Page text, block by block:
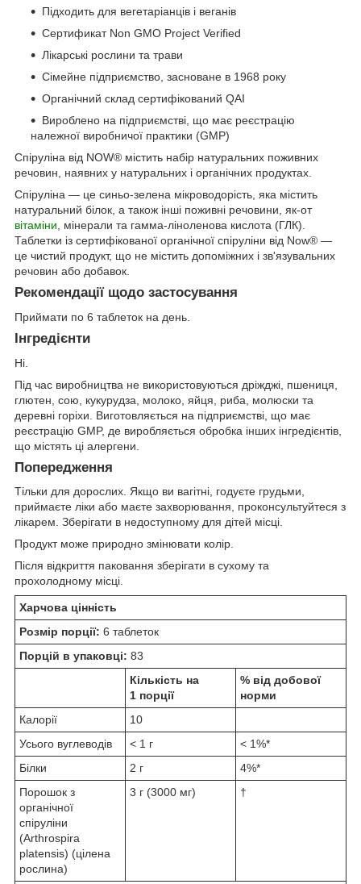
Підходить для вегетаріанців і веганів
Сертификат Non GMO Project Verified
Лікарські рослини та трави
Сімейне підприємство, засноване в 1968 року
Органічний склад сертифікований QAI
Вироблено на підприємстві, що має реєстрацію
належної виробничої практики (GMP)
Спіруліна від NOW® містить набір натуральних поживних
речовин, наявних у натуральних і органічних продуктах.
Спіруліна — це синьо-зелена мікроводорість, яка містить
натуральний білок, а також інші поживні речовини, як-от
вітаміни , мінерали та гамма-ліноленова кислота (ГЛК).
Таблетки із сертифікованої органічної спіруліни від Now® —
це чистий продукт, що не містить допоміжних і зв'язувальних
речовин або добавок.
Рекомендації щодо застосування
Приймати по 6 таблеток на день.
Інгредієнти
Ні.
Під час виробництва не використовуються дріжджі, пшениця,
глютен, сою, кукурудза, молоко, яйця, риба, молюски та
деревні горіхи. Виготовляється на підприємстві, що має
реєстрацію GMP, де виробляється обробка інших інгредієнтів,
що містять ці алергени.
Попередження
Тільки для дорослих. Якщо ви вагітні, годуєте грудьми,
приймаєте ліки або маєте захворювання, проконсультуйтеся з
лікарем. Зберігати в недоступному для дітей місці.
Продукт може природно змінювати колір.
Після відкриття паковання зберігати в сухому та
прохолодному місці.
Харчова цінність
Розмір порції: 6 таблеток
Порцій в упаковці: 83
Кількість на
1 порції
% від добової
норми
Калорії
10
Усього вуглеводів
< 1 г
< 1%*
Білки
2 г
4%*
Порошок з
органічної
спіруліни
(Arthrospira
platensis) (цілена
рослина)
3 г (3000 мг) †